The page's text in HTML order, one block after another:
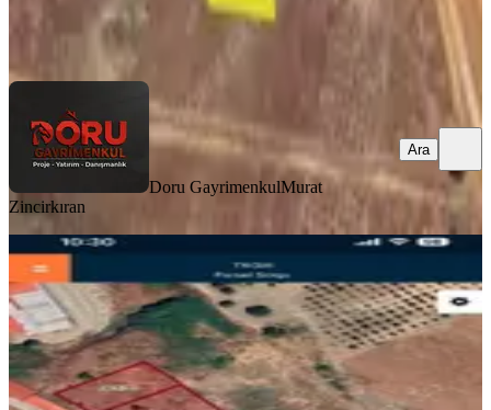
Doru Gayrimenkul Murat Zincirkıran
Doru GayrimenkulMurat
Zincirkıran
Ara
Hasancıklı Da Satlık Arsa
Onikişubat, Hasancıklı Mahallesi
1000 m²
8.500/m²·12.07.2026
8.500.000 ₺